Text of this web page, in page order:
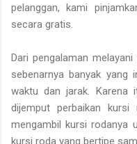
pelanggan, kami
secara gratis.
Dari pengalaman
sebenarnya banyak yang
waktu dan jarak. Karena
dijemput perbaikan
mengambil kursi rodanya
kursi roda yang bertipe